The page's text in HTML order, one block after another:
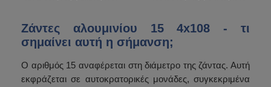
Ζάντες αλουμινίου 15 4x108 - τι
σημαίνει αυτή η σήμανση;
Ο αριθμός 15 αναφέρεται στη διάμετρο της ζάντας. Αυτή
εκφράζεται σε αυτοκρατορικές μονάδες, συγκεκριμένα